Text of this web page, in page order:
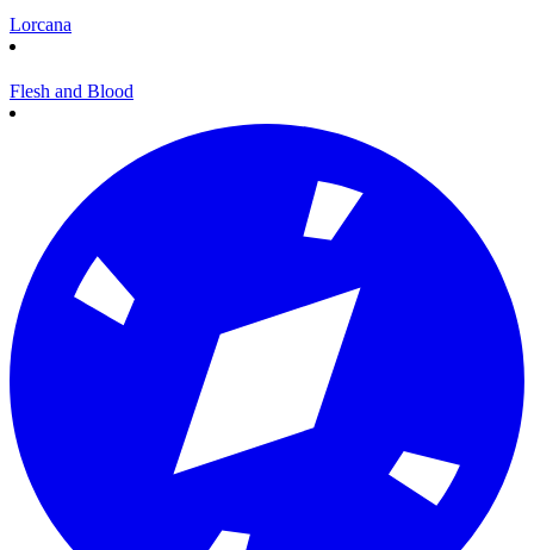
Lorcana
Flesh and Blood